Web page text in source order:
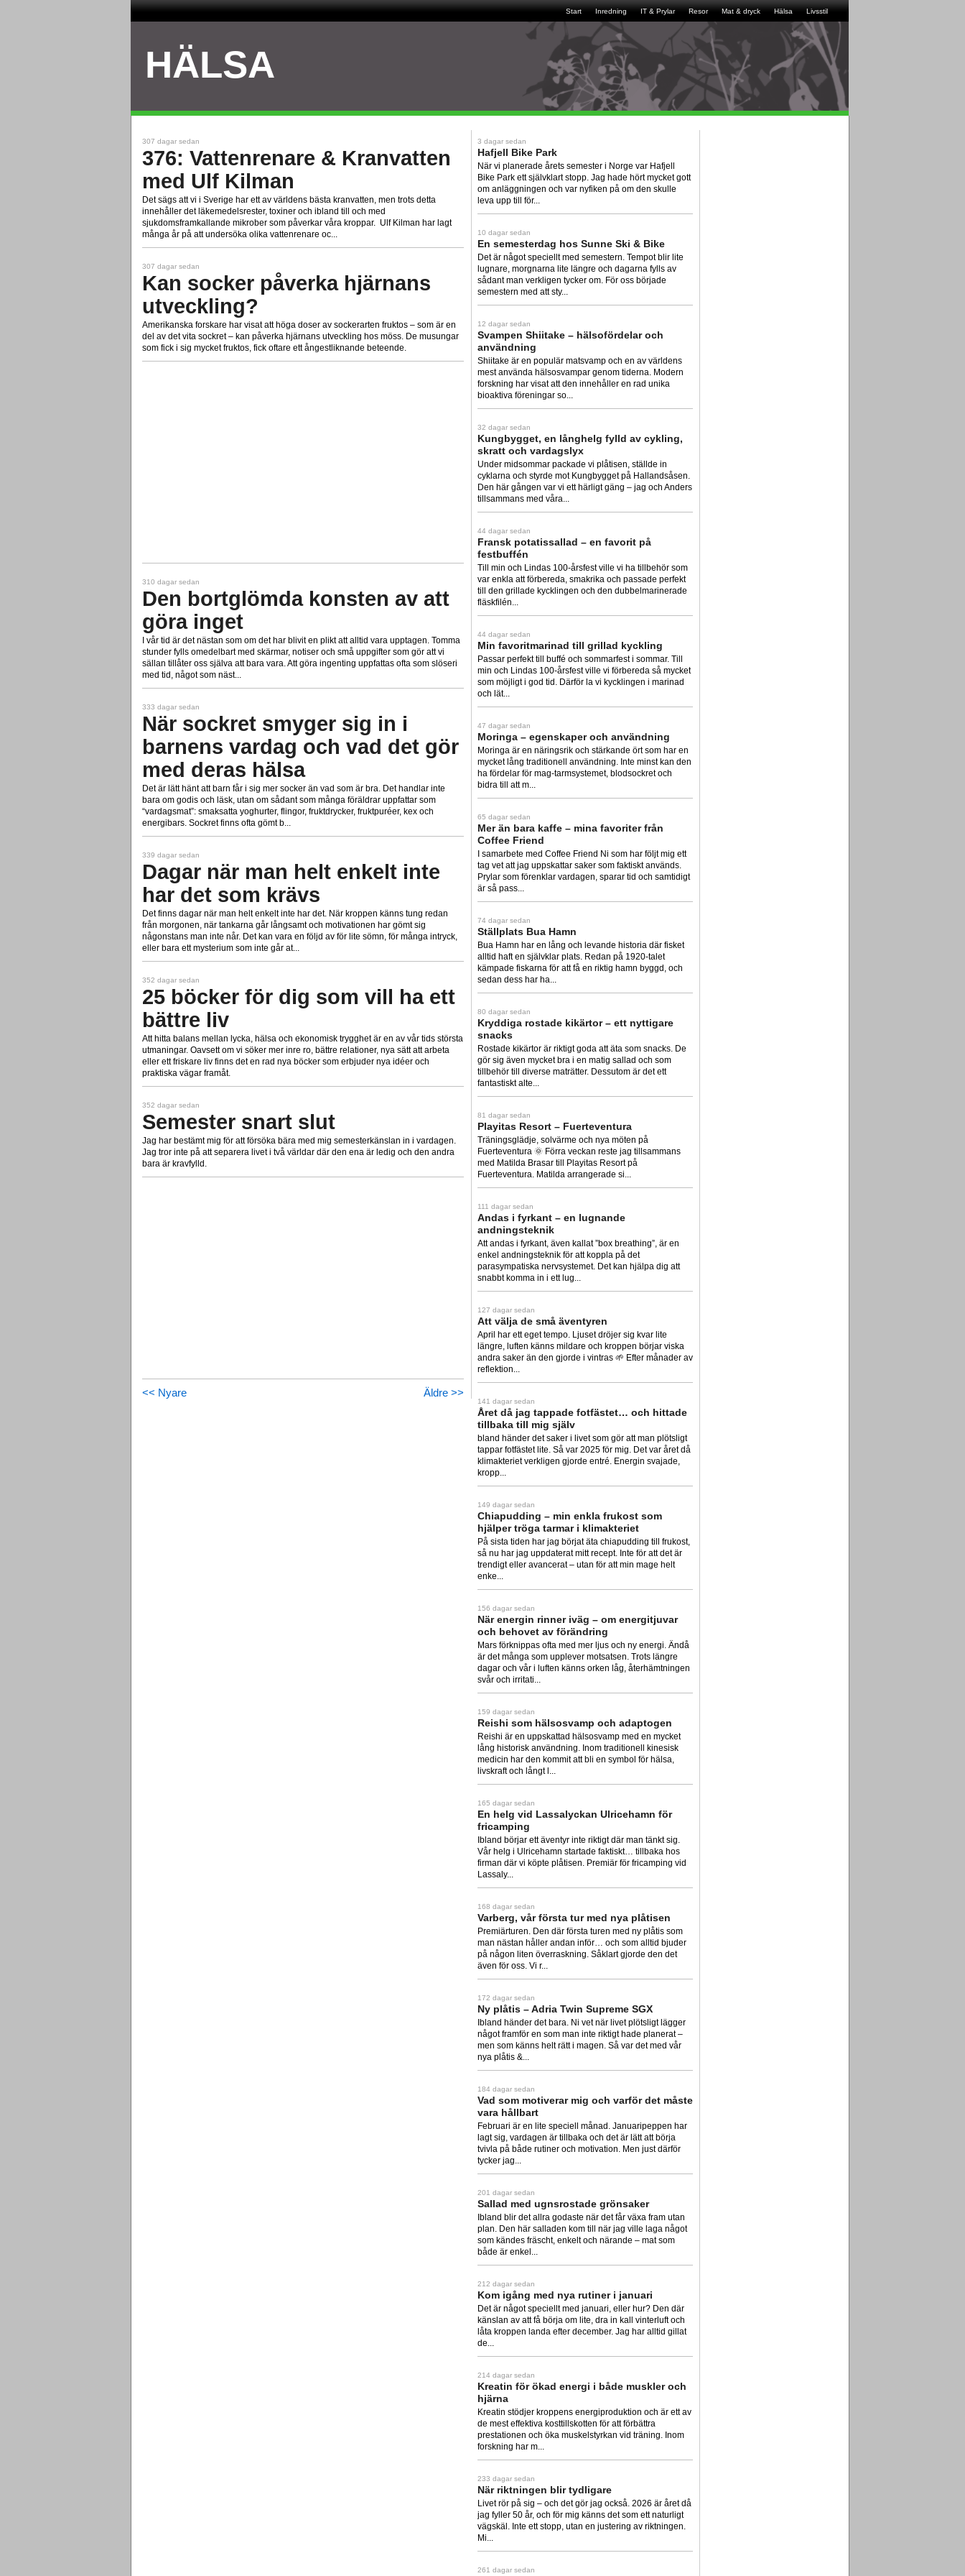
Start Inredning IT & Prylar Resor Mat & dryck Hälsa Livsstil
HÄLSA
307 dagar sedan
376: Vattenrenare & Kranvatten
med Ulf Kilman
Det sägs att vi i Sverige har ett av världens bästa kranvatten, men trots detta
innehåller det läkemedelsrester, toxiner och ibland till och med
sjukdomsframkallande mikrober som påverkar våra kroppar. Ulf Kilman har lagt
många år på att undersöka olika vattenrenare oc...
307 dagar sedan
Kan socker påverka hjärnans
utveckling?
Amerikanska forskare har visat att höga doser av sockerarten fruktos – som är en
del av det vita sockret – kan påverka hjärnans utveckling hos möss. De musungar
som fick i sig mycket fruktos, fick oftare ett ångestliknande beteende.
310 dagar sedan
Den bortglömda konsten av att
göra inget
I vår tid är det nästan som om det har blivit en plikt att alltid vara upptagen. Tomma
stunder fylls omedelbart med skärmar, notiser och små uppgifter som gör att vi
sällan tillåter oss själva att bara vara. Att göra ingenting uppfattas ofta som slöseri
med tid, något som näst...
333 dagar sedan
När sockret smyger sig in i
barnens vardag och vad det gör
med deras hälsa
Det är lätt hänt att barn får i sig mer socker än vad som är bra. Det handlar inte
bara om godis och läsk, utan om sådant som många föräldrar uppfattar som
“vardagsmat”: smaksatta yoghurter, flingor, fruktdrycker, fruktpuréer, kex och
energibars. Sockret finns ofta gömt b...
339 dagar sedan
Dagar när man helt enkelt inte
har det som krävs
Det finns dagar när man helt enkelt inte har det. När kroppen känns tung redan
från morgonen, när tankarna går långsamt och motivationen har gömt sig
någonstans man inte når. Det kan vara en följd av för lite sömn, för många intryck,
eller bara ett mysterium som inte går at...
352 dagar sedan
25 böcker för dig som vill ha ett
bättre liv
Att hitta balans mellan lycka, hälsa och ekonomisk trygghet är en av vår tids största
utmaningar. Oavsett om vi söker mer inre ro, bättre relationer, nya sätt att arbeta
eller ett friskare liv finns det en rad nya böcker som erbjuder nya idéer och
praktiska vägar framåt.
352 dagar sedan
Semester snart slut
Jag har bestämt mig för att försöka bära med mig semesterkänslan in i vardagen.
Jag tror inte på att separera livet i två världar där den ena är ledig och den andra
bara är kravfylld.
<< Nyare Äldre >>
3 dagar sedan
Hafjell Bike Park
När vi planerade årets semester i Norge var Hafjell
Bike Park ett självklart stopp. Jag hade hört mycket gott
om anläggningen och var nyfiken på om den skulle
leva upp till för...
10 dagar sedan
En semesterdag hos Sunne Ski & Bike
Det är något speciellt med semestern. Tempot blir lite
lugnare, morgnarna lite längre och dagarna fylls av
sådant man verkligen tycker om. För oss började
semestern med att sty...
12 dagar sedan
Svampen Shiitake – hälsofördelar och
användning
Shiitake är en populär matsvamp och en av världens
mest använda hälsosvampar genom tiderna. Modern
forskning har visat att den innehåller en rad unika
bioaktiva föreningar so...
32 dagar sedan
Kungbygget, en långhelg fylld av cykling,
skratt och vardagslyx
Under midsommar packade vi plåtisen, ställde in
cyklarna och styrde mot Kungbygget på Hallandsåsen.
Den här gången var vi ett härligt gäng – jag och Anders
tillsammans med våra...
44 dagar sedan
Fransk potatissallad – en favorit på
festbuffén
Till min och Lindas 100-årsfest ville vi ha tillbehör som
var enkla att förbereda, smakrika och passade perfekt
till den grillade kycklingen och den dubbelmarinerade
fläskfilén...
44 dagar sedan
Min favoritmarinad till grillad kyckling
Passar perfekt till buffé och sommarfest i sommar. Till
min och Lindas 100-årsfest ville vi förbereda så mycket
som möjligt i god tid. Därför la vi kycklingen i marinad
och lät...
47 dagar sedan
Moringa – egenskaper och användning
Moringa är en näringsrik och stärkande ört som har en
mycket lång traditionell användning. Inte minst kan den
ha fördelar för mag-tarmsystemet, blodsockret och
bidra till att m...
65 dagar sedan
Mer än bara kaffe – mina favoriter från
Coffee Friend
I samarbete med Coffee Friend Ni som har följt mig ett
tag vet att jag uppskattar saker som faktiskt används.
Prylar som förenklar vardagen, sparar tid och samtidigt
är så pass...
74 dagar sedan
Ställplats Bua Hamn
Bua Hamn har en lång och levande historia där fisket
alltid haft en självklar plats. Redan på 1920-talet
kämpade fiskarna för att få en riktig hamn byggd, och
sedan dess har ha...
80 dagar sedan
Kryddiga rostade kikärtor – ett nyttigare
snacks
Rostade kikärtor är riktigt goda att äta som snacks. De
gör sig även mycket bra i en matig sallad och som
tillbehör till diverse maträtter. Dessutom är det ett
fantastiskt alte...
81 dagar sedan
Playitas Resort – Fuerteventura
Träningsglädje, solvärme och nya möten på
Fuerteventura 🌞 Förra veckan reste jag tillsammans
med Matilda Brasar till Playitas Resort på
Fuerteventura. Matilda arrangerade si...
111 dagar sedan
Andas i fyrkant – en lugnande
andningsteknik
Att andas i fyrkant, även kallat ”box breathing”, är en
enkel andningsteknik för att koppla på det
parasympatiska nervsystemet. Det kan hjälpa dig att
snabbt komma in i ett lug...
127 dagar sedan
Att välja de små äventyren
April har ett eget tempo. Ljuset dröjer sig kvar lite
längre, luften känns mildare och kroppen börjar viska
andra saker än den gjorde i vintras 🌱 Efter månader av
reflektion...
141 dagar sedan
Året då jag tappade fotfästet… och hittade
tillbaka till mig själv
bland händer det saker i livet som gör att man plötsligt
tappar fotfästet lite. Så var 2025 för mig. Det var året då
klimakteriet verkligen gjorde entré. Energin svajade,
kropp...
149 dagar sedan
Chiapudding – min enkla frukost som
hjälper tröga tarmar i klimakteriet
På sista tiden har jag börjat äta chiapudding till frukost,
så nu har jag uppdaterat mitt recept. Inte för att det är
trendigt eller avancerat – utan för att min mage helt
enke...
156 dagar sedan
När energin rinner iväg – om energitjuvar
och behovet av förändring
Mars förknippas ofta med mer ljus och ny energi. Ändå
är det många som upplever motsatsen. Trots längre
dagar och vår i luften känns orken låg, återhämtningen
svår och irritati...
159 dagar sedan
Reishi som hälsosvamp och adaptogen
Reishi är en uppskattad hälsosvamp med en mycket
lång historisk användning. Inom traditionell kinesisk
medicin har den kommit att bli en symbol för hälsa,
livskraft och långt l...
165 dagar sedan
En helg vid Lassalyckan Ulricehamn för
fricamping
Ibland börjar ett äventyr inte riktigt där man tänkt sig.
Vår helg i Ulricehamn startade faktiskt… tillbaka hos
firman där vi köpte plåtisen. Premiär för fricamping vid
Lassaly...
168 dagar sedan
Varberg, vår första tur med nya plåtisen
Premiärturen. Den där första turen med ny plåtis som
man nästan håller andan inför… och som alltid bjuder
på någon liten överraskning. Såklart gjorde den det
även för oss. Vi r...
172 dagar sedan
Ny plåtis – Adria Twin Supreme SGX
Ibland händer det bara. Ni vet när livet plötsligt lägger
något framför en som man inte riktigt hade planerat –
men som känns helt rätt i magen. Så var det med vår
nya plåtis &...
184 dagar sedan
Vad som motiverar mig och varför det måste
vara hållbart
Februari är en lite speciell månad. Januaripeppen har
lagt sig, vardagen är tillbaka och det är lätt att börja
tvivla på både rutiner och motivation. Men just därför
tycker jag...
201 dagar sedan
Sallad med ugnsrostade grönsaker
Ibland blir det allra godaste när det får växa fram utan
plan. Den här salladen kom till när jag ville laga något
som kändes fräscht, enkelt och närande – mat som
både är enkel...
212 dagar sedan
Kom igång med nya rutiner i januari
Det är något speciellt med januari, eller hur? Den där
känslan av att få börja om lite, dra in kall vinterluft och
låta kroppen landa efter december. Jag har alltid gillat
de...
214 dagar sedan
Kreatin för ökad energi i både muskler och
hjärna
Kreatin stödjer kroppens energiproduktion och är ett av
de mest effektiva kosttillskotten för att förbättra
prestationen och öka muskelstyrkan vid träning. Inom
forskning har m...
233 dagar sedan
När riktningen blir tydligare
Livet rör på sig – och det gör jag också. 2026 är året då
jag fyller 50 år, och för mig känns det som ett naturligt
vägskäl. Inte ett stopp, utan en justering av riktningen.
Mi...
261 dagar sedan